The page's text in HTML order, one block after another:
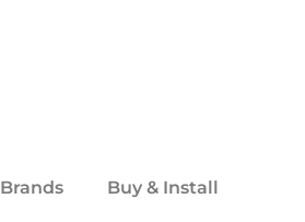
Brands Buy & Install